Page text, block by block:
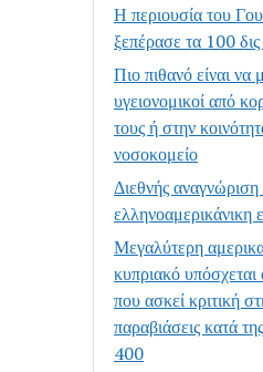
Η περιουσία του
ξεπέρασε τα 100
Πιο πιθανό είναι να
υγειονομικοί από
τους ή στην
νοσοκομείο
Διεθνής αναγνώριση
ελληνοαμερικάνικη
Μεγαλύτερη
κυπριακό
που ασκεί κριτική
παραβιάσεις κατά
400